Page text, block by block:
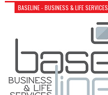
BASELINE - BUSINESS & LIFE SERVICES